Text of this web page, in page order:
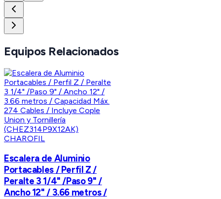
Equipos Relacionados
CHAROFIL
Escalera de Aluminio
Portacables / Perfil Z /
Peralte 3 1/4" /Paso 9" /
Ancho 12" / 3.66 metros /